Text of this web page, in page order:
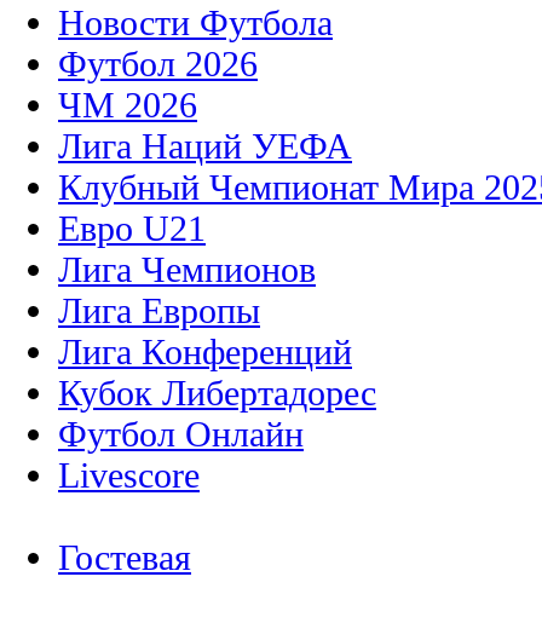
Новости Футбола
Футбол 2026
ЧМ 2026
Лига Наций УЕФА
Клубный Чемпионат Мира
Евро U21
Лига Чемпионов
Лига Европы
Лига Конференций
Кубок Либертадорес
Футбол Онлайн
Livescore
Гостевая